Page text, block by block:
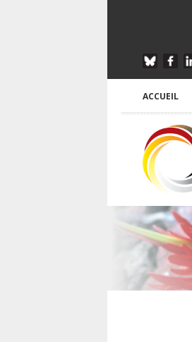
ACCUEIL